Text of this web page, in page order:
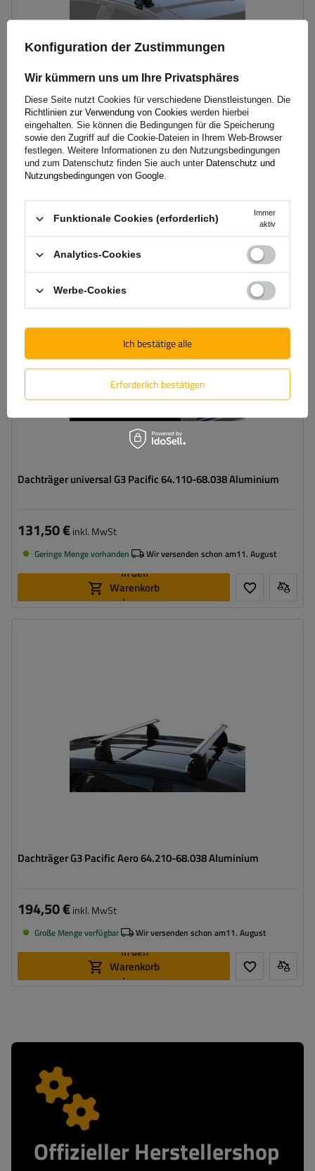
Dachträger Universal G3 Pacific 65.110-68.038 Stahl
122,10 €inkl. MwSt
Große Menge verfügbar Wir versenden schon am
legen
Dachträger universal G3 Pacific 64.110-68.038 Aluminium
131,50 €inkl. MwSt
Geringe Menge vorhanden Wir versenden schon am11. August
In den
Warenkorb
legen
Dachträger G3 Pacific Aero 64.210-68.038 Aluminium
194,50 €inkl. MwSt
Große Menge verfügbar Wir versenden schon am11. August
In den
Warenkorb
legen
Offizieller Herstellershop
Konfiguration der Zustimmungen
Wir kümmern uns um Ihre Privatsphäres
Diese Seite nutzt Cookies für verschiedene Dienstleistungen. Die
Richtlinien zur Verwendung von Cookies werden hierbei
eingehalten. Sie können die Bedingungen für die Speicherung
sowie den Zugriff auf die Cookie-Dateien in Ihrem Web-Browser
festlegen. Weitere Informationen zu den Nutzungsbedingungen
und zum Datenschutz finden Sie auch unter Datenschutz und
Nutzungsbedingungen von Google.
Funktionale Cookies (erforderlich)
Immer
aktiv
Analytics-Cookies
Werbe-Cookies
Erforderlich bestätigen
Ich bestätige alle